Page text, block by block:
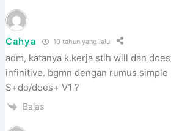
Cahya 10 tahun yang lalu
adm, katanya k.kerja stlh will dan
infinitive. bgmn dengan rumus
S+do/does+ V1 ?
Balas